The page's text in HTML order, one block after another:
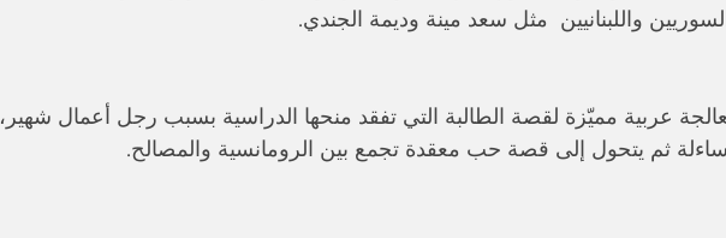
واللبنانيين  مثل سعد مينة وديمة الجندي.
عربية مميّزة لقصة الطالبة التي تفقد منحها الدراسية بسبب رجل أعمال شهير،
مساءلة ثم يتحول إلى قصة حب معقدة تجمع بين الرومانسية والمصالح.